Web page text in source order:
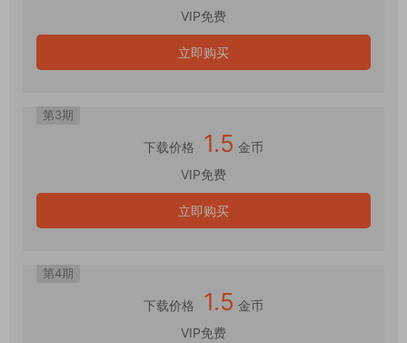
VIP免费
立即购买
第3期
下载价格 1.5 金币
VIP免费
立即购买
第4期
下载价格 1.5 金币
VIP免费